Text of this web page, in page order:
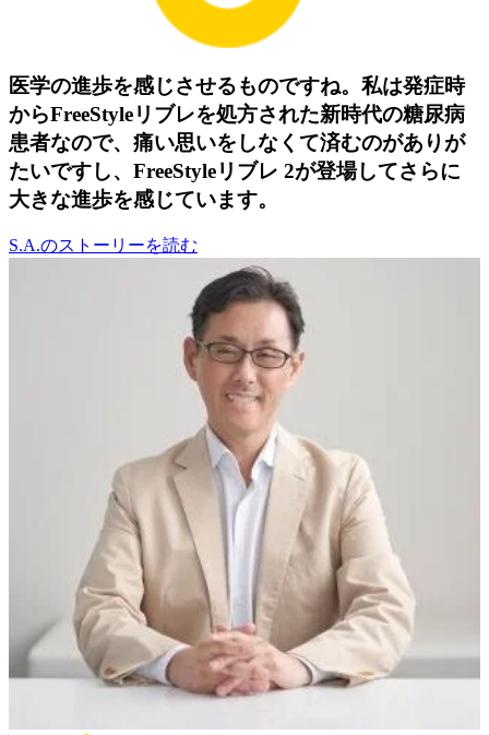
医学の進歩を感じさせるものですね。私は発症時
からFreeStyleリブレを処方された新時代の糖尿病
患者なので、痛い思いをしなくて済むのがありが
たいですし、FreeStyleリブレ 2が登場してさらに
大きな進歩を感じています。
S.A.のストーリーを読む